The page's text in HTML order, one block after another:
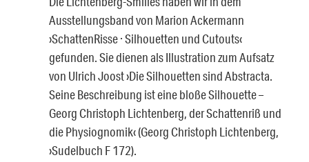
Ausstellungsband von Marion Ackermann
›SchattenRisse · Silhouetten und Cutouts‹
gefunden. Sie dienen als Illustration zum Aufsatz
von Ulrich Joost ›Die Silhouetten sind Abstracta.
Seine Beschreibung ist eine bloße Silhouette –
Georg Christoph Lichtenberg, der Schattenriß und
die Physiognomik‹ (Georg Christoph Lichtenberg,
›Sudelbuch F 172).